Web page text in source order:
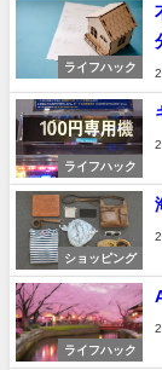
ライフハック
ライフハック
ショッピング
ライフハック